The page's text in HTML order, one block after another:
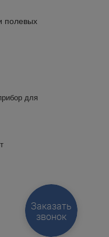
полевых
для
Заказать
звонок